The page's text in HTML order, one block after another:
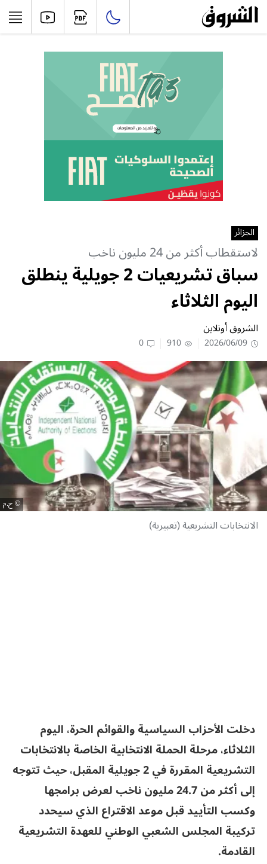
الجزائر
لاستقطاب أكثر من 24 مليون ناخب
سباق تشريعيات 2 جويلية ينطلق
اليوم الثلاثاء
الشروق أونلاين
2026/06/09
910
0
ح.م
الانتخابات التشريعية (تعبيرية)
دخلت الأحزاب السياسية والقوائم الحرة، اليوم
الثلاثاء، مرحلة الحملة الانتخابية الخاصة بالانتخابات
التشريعية المقررة في 2 جويلية المقبل، حيث تتوجه
إلى أكثر من 24.7 مليون ناخب لعرض برامجها
وكسب التأييد قبل موعد الاقتراع الذي سيحدد
تركيبة المجلس الشعبي الوطني للعهدة التشريعية
القادمة.